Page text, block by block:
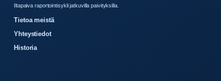
Iltapaiva raportointisykli jatkuvilla paivityksilla.
Tietoa meistä
Yhteystiedot
Historia